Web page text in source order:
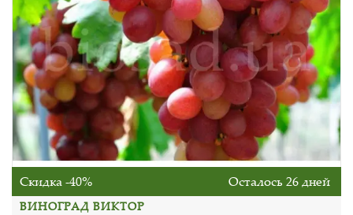
Скидка -40% Осталось 26 дней
ВИНОГРАД ВИКТОР